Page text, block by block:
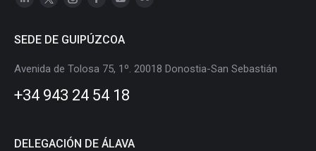
Linkedin
opens
window
X
opens
window
Instagram
opens
in
window
opens
in
window
opens
in
window
in
SEDE DE GUIPÚZCOA
Avenida de Tolosa 75, 1º. 20018 Donostia-San Sebastián
+34 943 24 54 18
DELEGACIÓN DE ÁLAVA